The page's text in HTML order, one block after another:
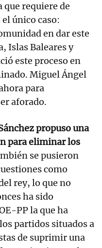
requiere de
único caso:
en dar este
Islas Baleares y
este proceso en
Miguel Ángel
para
aforado.
propuso una
para eliminar los
se pusieron
como
rey, lo que no
ha sido
PP la que ha
partidos situados a
de suprimir una